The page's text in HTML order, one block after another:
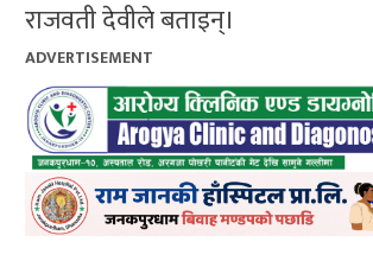
राजवती देवीले बताइन्।
ADVERTISEMENT